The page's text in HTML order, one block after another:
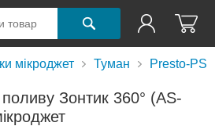
мікроджет Туман Presto-PS
Зонтик 360° (AS-